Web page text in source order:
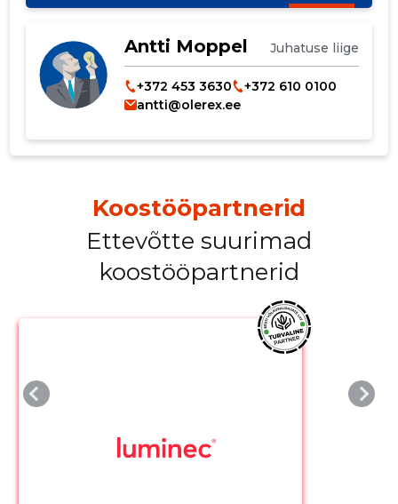
Antti Moppel Juhatuse liige
+372 453 3630
+372 610 0100
antti@olerex.ee
Koostööpartnerid
Ettevõtte suurimad
koostööpartnerid